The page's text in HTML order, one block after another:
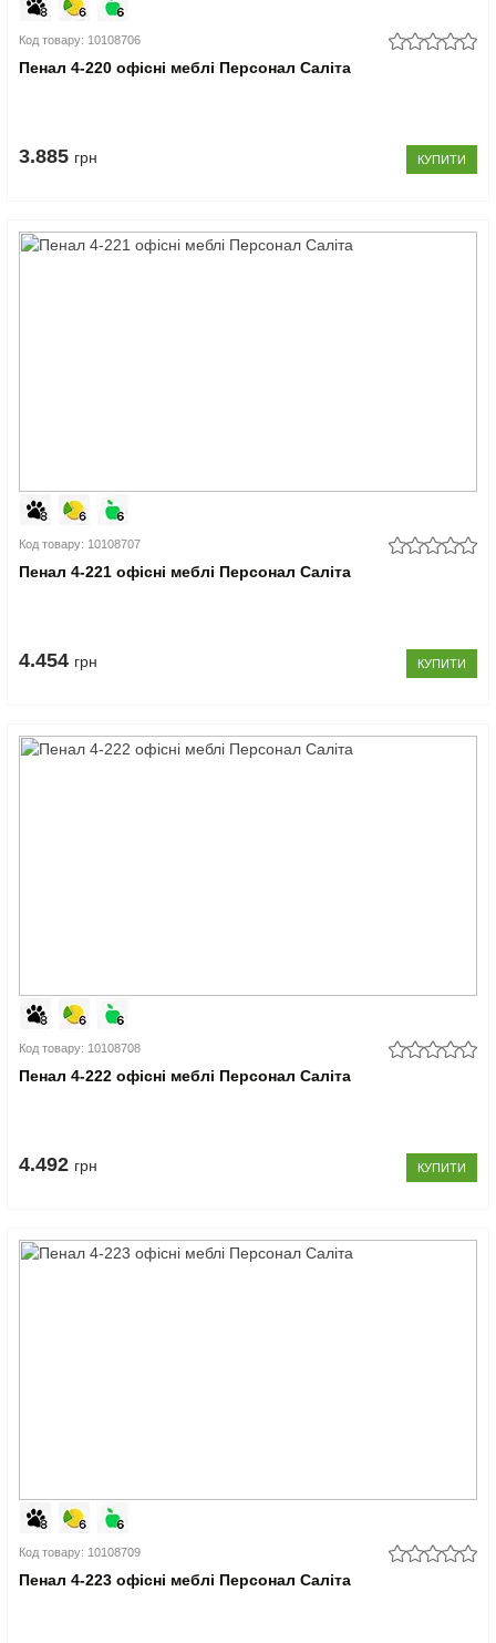
Код товару: 10108706
Пенал 4-220 офісні меблі Персонал Саліта
3.885 грн КУПИТИ
Код товару: 10108707
Пенал 4-221 офісні меблі Персонал Саліта
4.454 грн КУПИТИ
Код товару: 10108708
Пенал 4-222 офісні меблі Персонал Саліта
4.492 грн КУПИТИ
Код товару: 10108709
Пенал 4-223 офісні меблі Персонал Саліта